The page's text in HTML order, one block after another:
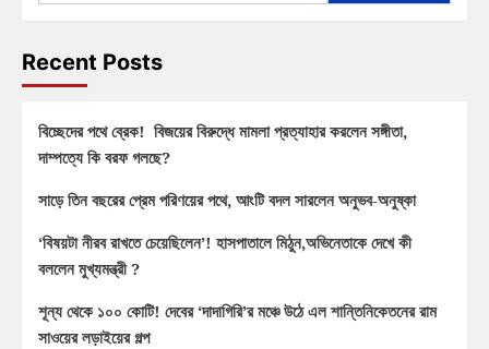
Recent Posts
বিচ্ছেদের পথে ব্রেক! বিজয়ের বিরুদ্ধে মামলা প্রত্যাহার করলেন সঙ্গীতা,
দাম্পত্যে কি বরফ গলছে?
সাড়ে তিন বছরের প্রেম পরিণয়ের পথে, আংটি বদল সারলেন অনুভব-অনুষ্কা
‘বিষয়টা নীরব রাখতে চেয়েছিলেন’! হাসপাতালে মিঠুন,অভিনেতাকে দেখে কী
বললেন মুখ্যমন্ত্রী ?
শূন্য থেকে ১০০ কোটি! দেবের ‘দাদাগিরি’র মঞ্চে উঠে এল শান্তিনিকেতনের রাম
সাওয়ের লড়াইয়ের গল্প